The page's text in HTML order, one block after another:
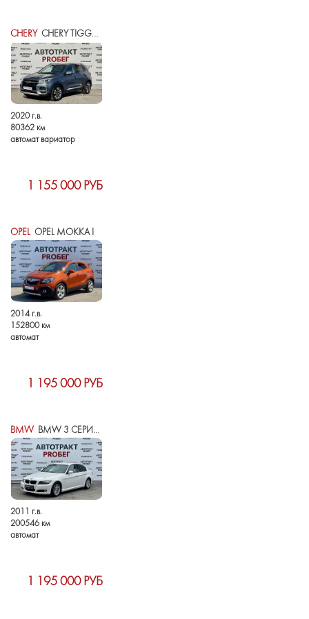
CHERY CHERY TIGGO 4 I РЕСТАЙЛИНГ
2020 г.в.
80362 км
автомат вариатор
1 155 000 РУБ
OPEL OPEL MOKKA I
2014 г.в.
152800 км
автомат
1 195 000 РУБ
BMW BMW 3 СЕРИИ V (E90/E91/E92/E93) РЕСТАЙЛИНГ
2011 г.в.
200546 км
автомат
1 195 000 РУБ